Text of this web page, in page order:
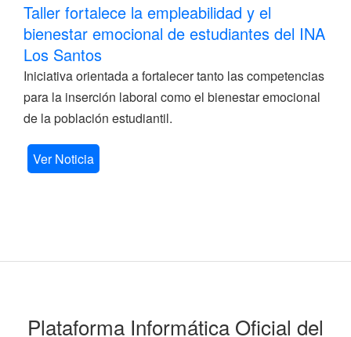
Taller fortalece la empleabilidad y el
bienestar emocional de estudiantes del INA
Los Santos
Iniciativa orientada a fortalecer tanto las competencias
para la inserción laboral como el bienestar emocional
de la población estudiantil.
Ver Noticia
Plataforma Informática Oficial del